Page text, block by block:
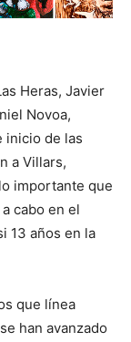
Heras, Javier
Novoa,
inicio de las
a Villars,
importante que
cabo en el
13 años en la
que línea
han avanzado